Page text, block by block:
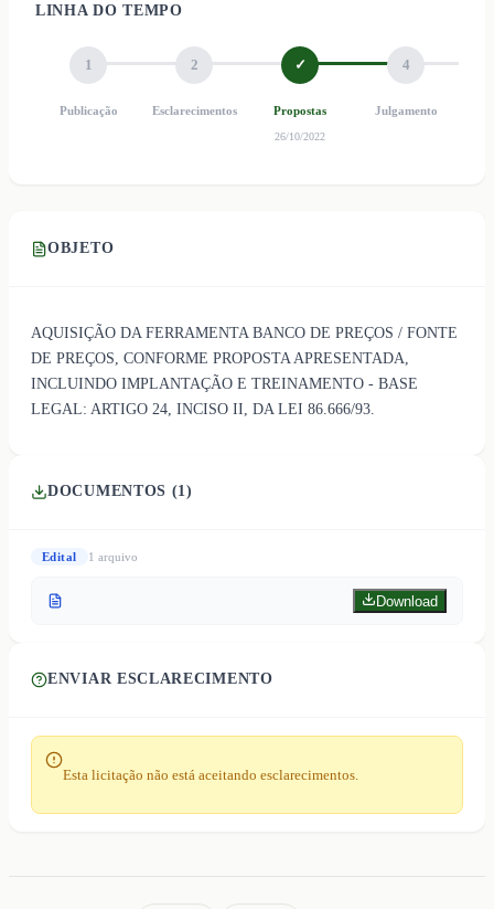
LINHA DO TEMPO
1
Publicação
2
Esclarecimentos
✓
Propostas
26/10/2022
4
Julgamento
OBJETO
AQUISIÇÃO DA FERRAMENTA BANCO DE PREÇOS / FONTE
DE PREÇOS, CONFORME PROPOSTA APRESENTADA,
INCLUINDO IMPLANTAÇÃO E TREINAMENTO - BASE
LEGAL: ARTIGO 24, INCISO II, DA LEI 86.666/93.
DOCUMENTOS (1)
Edital 1 arquivo
Download
ENVIAR ESCLARECIMENTO
Esta licitação não está aceitando esclarecimentos.